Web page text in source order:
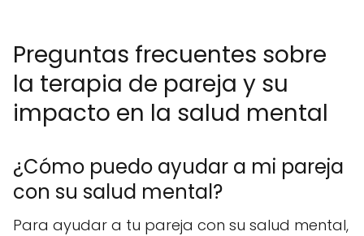
Preguntas frecuentes sobre
la terapia de pareja y su
impacto en la salud mental
¿Cómo puedo ayudar a mi pareja
con su salud mental?
Para ayudar a tu pareja con su salud mental,